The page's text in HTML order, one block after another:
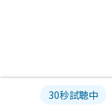
30秒試聴中